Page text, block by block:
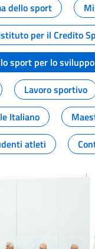
dello sport
per il Credito
sport per lo
Lavoro sportivo
Italiano
atleti